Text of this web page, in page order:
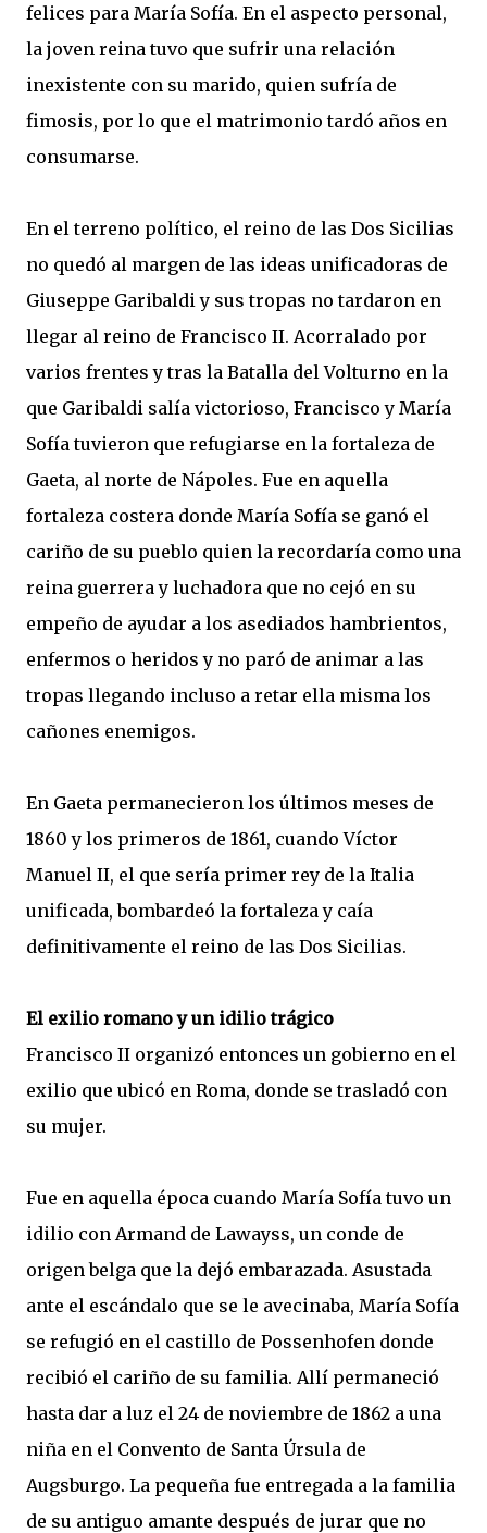
felices para María Sofía. En el aspecto personal,
la joven reina tuvo que sufrir una relación
inexistente con su marido, quien sufría de
fimosis, por lo que el matrimonio tardó años en
consumarse.
En el terreno político, el reino de las Dos Sicilias
no quedó al margen de las ideas unificadoras de
Giuseppe Garibaldi y sus tropas no tardaron en
llegar al reino de Francisco II. Acorralado por
varios frentes y tras la Batalla del Volturno en la
que Garibaldi salía victorioso, Francisco y María
Sofía tuvieron que refugiarse en la fortaleza de
Gaeta, al norte de Nápoles. Fue en aquella
fortaleza costera donde María Sofía se ganó el
cariño de su pueblo quien la recordaría como una
reina guerrera y luchadora que no cejó en su
empeño de ayudar a los asediados hambrientos,
enfermos o heridos y no paró de animar a las
tropas llegando incluso a retar ella misma los
cañones enemigos.
En Gaeta permanecieron los últimos meses de
1860 y los primeros de 1861, cuando Víctor
Manuel II, el que sería primer rey de la Italia
unificada, bombardeó la fortaleza y caía
definitivamente el reino de las Dos Sicilias.
El exilio romano y un idilio trágico
Francisco II organizó entonces un gobierno en el
exilio que ubicó en Roma, donde se trasladó con
su mujer.
Fue en aquella época cuando María Sofía tuvo un
idilio con Armand de Lawayss, un conde de
origen belga que la dejó embarazada. Asustada
ante el escándalo que se le avecinaba, María Sofía
se refugió en el castillo de Possenhofen donde
recibió el cariño de su familia. Allí permaneció
hasta dar a luz el 24 de noviembre de 1862 a una
niña en el Convento de Santa Úrsula de
Augsburgo. La pequeña fue entregada a la familia
de su antiguo amante después de jurar que no